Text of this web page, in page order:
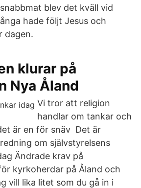
blev det kväll vid
hade följt Jesus och
dagen.
klurar på
Nya Åland
Vi tror att religion
handlar om tankar och
är en för snäv Det är
om självstyrelsens
Ändrade krav på
kyrkoherdar på Åland och
vill lika litet som du gå in i